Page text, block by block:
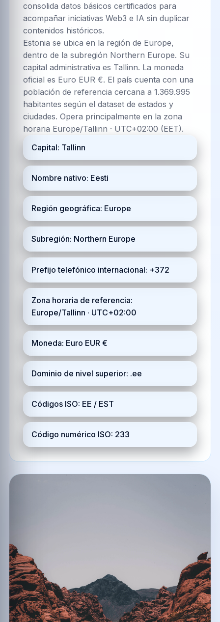
consolida datos básicos certificados para
acompañar iniciativas Web3 e IA sin duplicar
contenidos históricos.
Estonia se ubica en la región de Europe,
dentro de la subregión Northern Europe. Su
capital administrativa es Tallinn. La moneda
oficial es Euro EUR €. El país cuenta con una
población de referencia cercana a 1.369.995
habitantes según el dataset de estados y
ciudades. Opera principalmente en la zona
horaria Europe/Tallinn · UTC+02:00 (EET).
Capital: Tallinn
Nombre nativo: Eesti
Región geográfica: Europe
Subregión: Northern Europe
Prefijo telefónico internacional: +372
Zona horaria de referencia:
Europe/Tallinn · UTC+02:00
Moneda: Euro EUR €
Dominio de nivel superior: .ee
Códigos ISO: EE / EST
Código numérico ISO: 233